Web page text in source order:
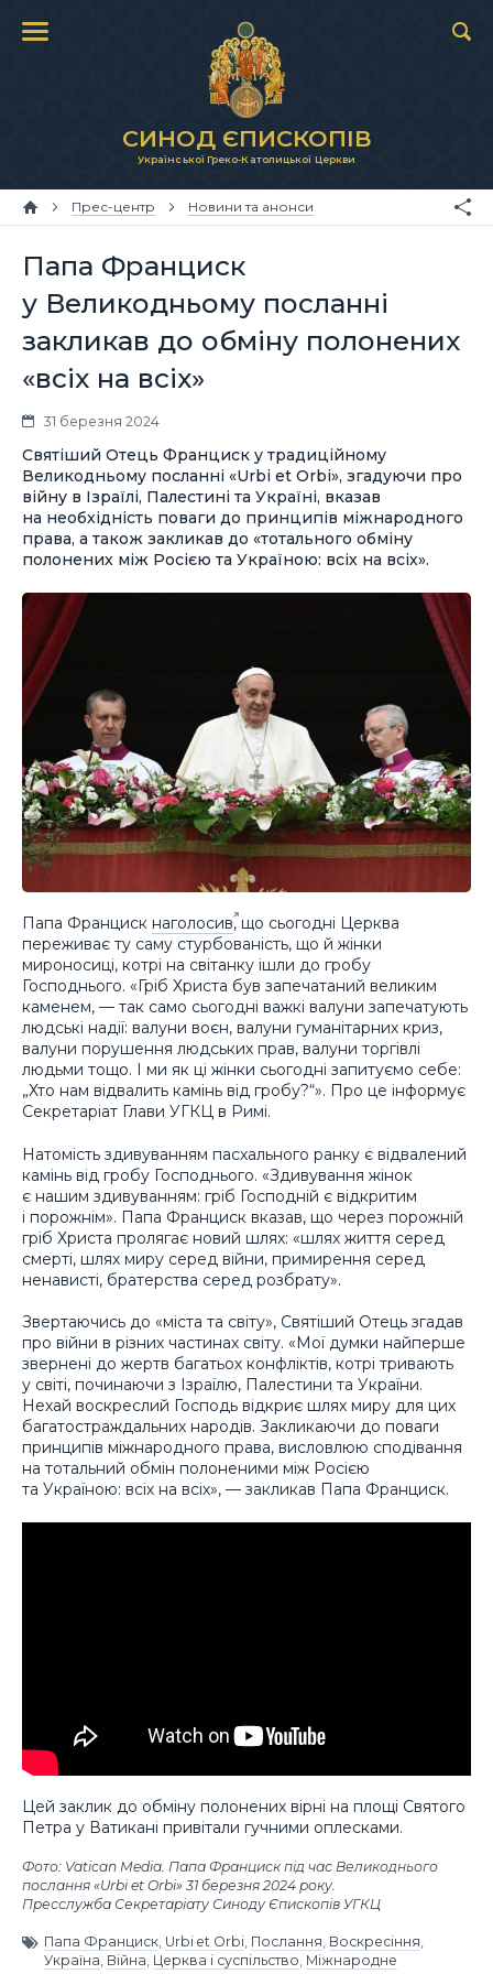
СИНОД ЄПИСКОПІВ
Української Греко-Католицької Церкви
Прес-центр Новини та анонси
Папа Франциск
у Великодньому посланні
закликав до обміну полонених
«всіх на всіх»
31 березня 2024
Святіший Отець Франциск у традиційному
Великодньому посланні «Urbi et Orbi», згадуючи про
війну в Ізраїлі, Палестині та Україні, вказав
на необхідність поваги до принципів міжнародного
права, а також закликав до «тотального обміну
полонених між Росією та Україною: всіх на всіх».
Папа Франциск наголосив, що сьогодні Церква
переживає ту саму стурбованість, що й жінки
мироносиці, котрі на світанку ішли до гробу
Господнього. «Гріб Христа був запечатаний великим
каменем, — так само сьогодні важкі валуни запечатують
людські надії: валуни воєн, валуни гуманітарних криз,
валуни порушення людських прав, валуни торгівлі
людьми тощо. І ми як ці жінки сьогодні запитуємо себе:
„Хто нам відвалить камінь від гробу?“». Про це інформує
Секретаріат Глави УГКЦ в Римі.
Натомість здивуванням пасхального ранку є відвалений
камінь від гробу Господнього. «Здивування жінок
є нашим здивуванням: гріб Господній є відкритим
і порожнім». Папа Франциск вказав, що через порожній
гріб Христа пролягає новий шлях: «шлях життя серед
смерті, шлях миру серед війни, примирення серед
ненависті, братерства серед розбрату».
Звертаючись до «міста та світу», Святіший Отець згадав
про війни в різних частинах світу. «Мої думки найперше
звернені до жертв багатьох конфліктів, котрі тривають
у світі, починаючи з Ізраїлю, Палестини та України.
Нехай воскреслий Господь відкриє шлях миру для цих
багатостраждальних народів. Закликаючи до поваги
принципів міжнародного права, висловлюю сподівання
на тотальний обмін полоненими між Росією
та Україною: всіх на всіх», — закликав Папа Франциск.
Цей заклик до обміну полонених вірні на площі Святого
Петра у Ватикані привітали гучними оплесками.
Фото: Vatican Media. Папа Франциск під час Великоднього
послання «Urbi et Orbi» 31 березня 2024 року.
Пресслужба Секретаріату Синоду Єпископів УГКЦ
Папа Франциск, Urbi et Orbi, Послання, Воскресіння,
Україна, Війна, Церква і суспільство, Міжнародне